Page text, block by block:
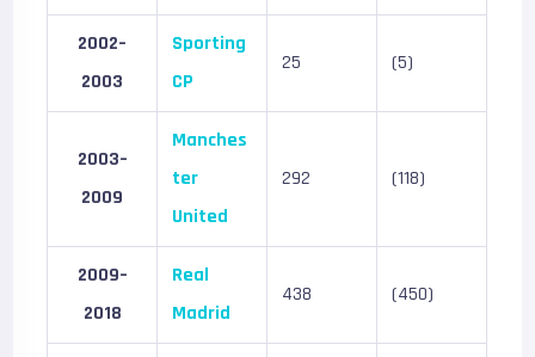
2002–
2003
Sporting
CP
25 (5)
2003–
2009
Manches
ter
United
292 (118)
2009–
2018
Real
Madrid
438 (450)